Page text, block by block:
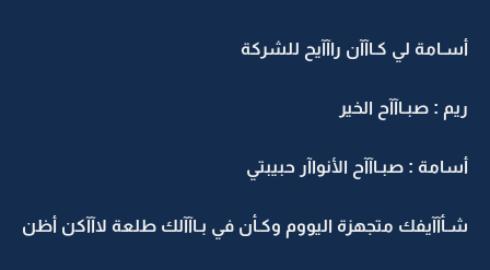
أسـامة لي كـاآآن راآآيح للشركة
ريم : صبـاآآح الخير
أسامة : صبـاآآح الأنواآر حبيبتي
شـأآآيفك متجهزة اليووم وكـأن في بـاآآلك طلعة لاآآكن أظن